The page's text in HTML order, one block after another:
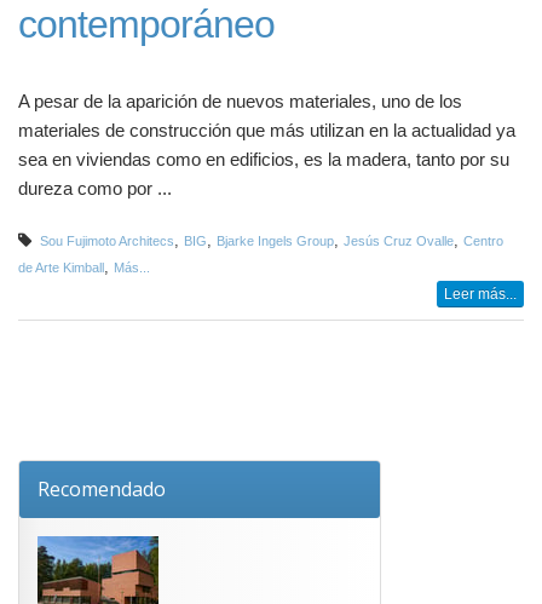
contemporáneo
A pesar de la aparición de nuevos materiales, uno de los
materiales de construcción que más utilizan en la actualidad ya
sea en viviendas como en edificios, es la madera, tanto por su
dureza como por ...
Sou Fujimoto Architecs, BIG, Bjarke Ingels Group, Jesús Cruz Ovalle, Centro
de Arte Kimball, Más...
Leer más...
Recomendado